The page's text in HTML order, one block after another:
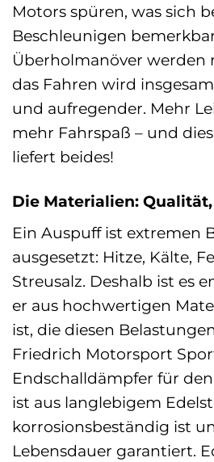
Motors spüren, was sich
Beschleunigen
Überholmanöver werden
das Fahren wird
und aufregender. Mehr
mehr Fahrspaß – und
liefert beides!
Die Materialien:
Ein Auspuff ist extremen
ausgesetzt: Hitze, Kälte,
Streusalz. Deshalb ist es
er aus hochwertigen
ist, die diesen
Friedrich Motorsport
Endschalldämpfer für
ist aus langlebigem
korrosionsbeständig ist
Lebensdauer garantiert.